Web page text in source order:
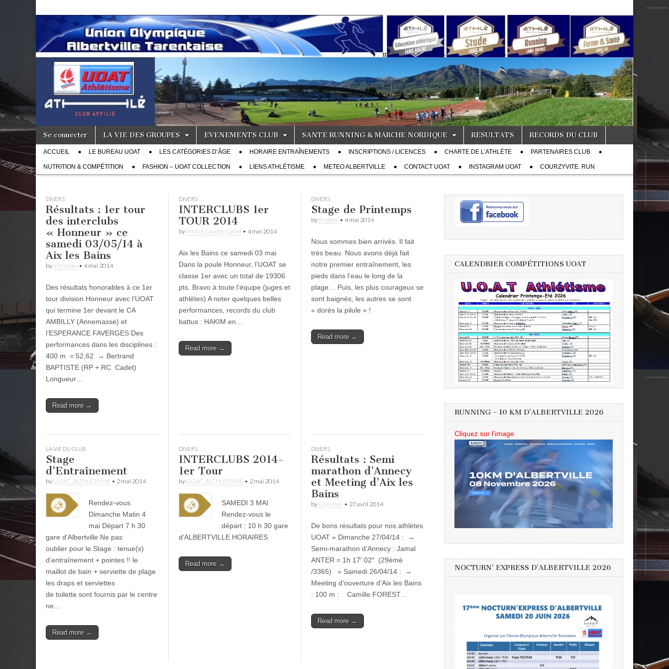
Main menu
Skip to content
Se connecter LA VIE DES GROUPES EVENEMENTS CLUB SANTE RUNNING & MARCHE NORDIQUE RESULTATS RECORDS DU CLUB
Sub menu
ACCUEIL LE BUREAU UOAT LES CATÉGORIES D’ÂGE HORAIRE ENTRAÎNEMENTS INSCRIPTIONS / LICENCES CHARTE DE L’ATHLÈTE PARTENAIRES CLUB
NUTRITION & COMPÉTITION FASHION – UOAT COLLECTION LIENS ATHLÉTISME METEO ALBERTVILLE CONTACT UOAT INSTAGRAM UOAT COURZYVITE. RUN
DIVERS
Résultats : 1er tour
des interclubs
« Honneur » ce
samedi 03/05/14 à
Aix les Bains
by Christian • 4 mai 2014
Des résultats honorables à ce 1er
tour division Honneur avec l’UOAT
qui termine 1er devant le CA
AMBILLY (Annemasse) et
l’ESPERANCE FAVERGES Des
performances dans les disciplines :
400 m = 52,62 → Bertrand
BAPTISTE (RP + RC Cadet)
Longueur…
Read more →
DIVERS
INTERCLUBS 1er
TOUR 2014
by Michel Gardet-Cadet • 4 mai 2014
Aix les Bains ce samedi 03 mai
Dans la poule Honneur, l’UOAT se
classe 1er avec un total de 19306
pts. Bravo à toute l’équipe (juges et
athlètes) A noter quelques belles
performances, records du club
battus : HAKIM en…
Read more →
DIVERS
Stage de Printemps
by Brigitte •4 mai 2014
Nous sommes bien arrivés. Il fait
très beau. Nous avons déjà fait
notre premier entraînement, les
pieds dans l’eau le long de la
plage… Puis, les plus courageux se
sont baignés, les autres se sont
« dorés la pilule » !
Read more →
LA VIE DU CLUB
Stage
d’Entraînement
by UOAT_ALTHLETISME • 2 mai 2014
Rendez-vous
Dimanche Matin 4
mai Départ 7 h 30
gare d’Albertville Ne pas
oublier pour le Stage : tenue(s)
d’entraînement + pointes !! le
maillot de bain + serviette de plage
les draps et serviettes
de toilette sont fournis par le centre
ne…
Read more →
DIVERS
INTERCLUBS 2014-
1er Tour
by UOAT_ALTHLETISME • 2 mai 2014
SAMEDI 3 MAI
Rendez-vous le
départ : 10 h 30 gare
d’ALBERTVILLE HORAIRES
Read more →
DIVERS
Résultats : Semi
marathon d’Annecy
et Meeting d’Aix les
Bains
by Christian • 27 avril 2014
De bons résultats pour nos athlètes
UOAT » Dimanche 27/04/14 : →
Semi-marathon d’Annecy : Jamal
ANTER = 1h 17′ 02″ (29èmé
/3365) » Samedi 26/04/14 : →
Meeting d’ouverture d’Aix les Bains
: 100 m : Camille FOREST…
Read more →
CALENDRIER COMPÉTITIONS UOAT
RUNNING – 10 KM D’ALBERTVILLE 2026
Cliquez sur l'image
NOCTURN’ EXPRESS D’ALBERTVILLE 2026